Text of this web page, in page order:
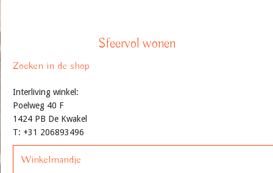
Sfeervol wonen
Zoeken in de shop
Interliving winkel:
Poelweg 40 F
1424 PB De Kwakel
T: +31 206893496
Winkelmandje